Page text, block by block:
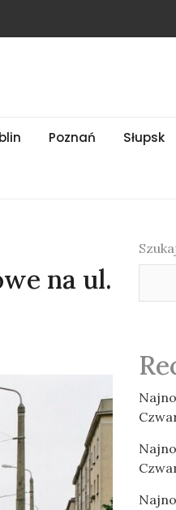
Poznań Słupsk
na ul.